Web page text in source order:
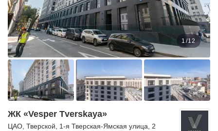
1 /12
ЖК «Vesper Tverskaya»
ЦАО Тверской 1-я Тверская-Ямская улица , 2